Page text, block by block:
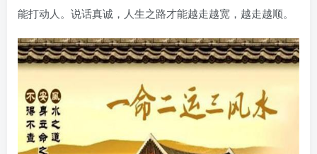
能打动人。说话真诚，人生之路才能越走越宽，越走越顺。